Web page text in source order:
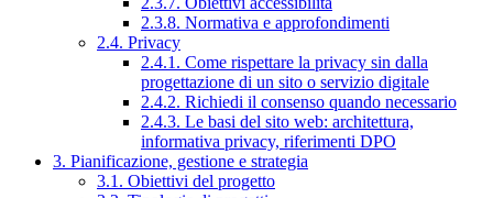
2.3.8. Normativa e approfondimenti
2.4. Privacy
2.4.1. Come rispettare la privacy sin dalla
progettazione di un sito o servizio digitale
2.4.2. Richiedi il consenso quando necessario
2.4.3. Le basi del sito web: architettura,
informativa privacy, riferimenti DPO
3. Pianificazione, gestione e strategia
3.1. Obiettivi del progetto